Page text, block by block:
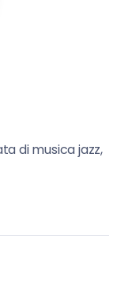
di musica jazz,